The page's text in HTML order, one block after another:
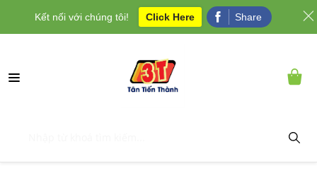
Kết nối với chúng tôi! Click Here Share